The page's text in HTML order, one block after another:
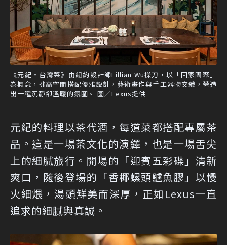
《元紀・台灣菜》由紐約設計師Lillian Wu操刀，以「回家團聚」
為概念，挑高空間搭配優雅設計，藝術畫作與手工器物交織，營造
出一種沉靜卻溫暖的氛圍。 圖／Lexus提供
元紀的料理以茶代酒，每道菜都搭配專屬茶
品。這是一場茶文化的演繹，也是一場舌尖
上的細膩旅行。開場的「迎賓五彩碟」清新
爽口，隨後登場的「香椰螺頭鱸魚膠」以慢
火細煨，湯頭鮮美而深厚，正如Lexus一直
追求的細膩與真誠。